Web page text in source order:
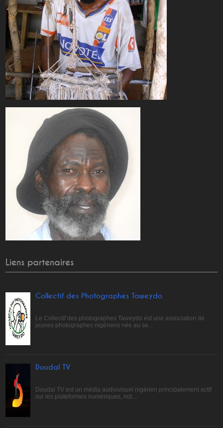
Liens partenaires
Collectif des Photographes Taweydo
Le Collectif des photographes Taweydo est une association de
jeunes photographes nigériens née au se...
Doudal TV
Doudal TV est un média audiovisuel nigérien principalement actif
sur les plateformes numériques, not...